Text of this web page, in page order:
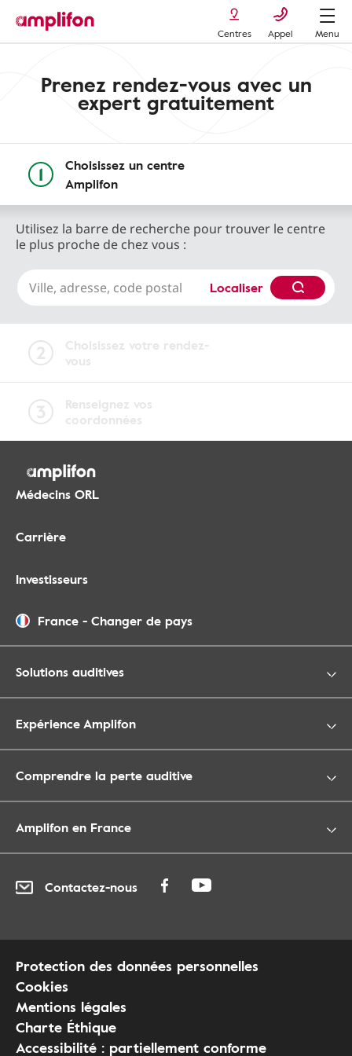
Centres Appel Menu
Prenez rendez-vous avec un
expert gratuitement
Choisissez un centre
Amplifon
Utilisez la barre de recherche pour trouver le centre
le plus proche de chez vous :
Localiser
Choisissez votre rendez-
vous
Renseignez vos
coordonnées
Médecins ORL
Carrière
Investisseurs
France - Changer de pays
Solutions auditives
Expérience Amplifon
Comprendre la perte auditive
Amplifon en France
Contactez-nous
Protection des données personnelles
Cookies
Mentions légales
Charte Éthique
Accessibilité : partiellement conforme